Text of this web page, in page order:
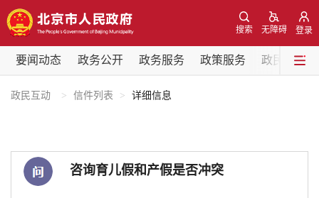
登录
无障碍
搜索
要闻动态 政务公开 政务服务 政策服务 政民互动
要闻动态
党中央精神 国务院信息
各区热点
政民互动 信件列表 详细信息
咨询育儿假和产假是否冲突